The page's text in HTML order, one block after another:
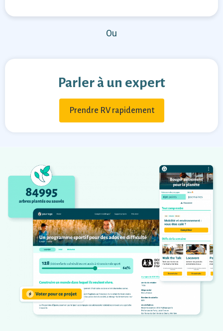
Ou
Parler à un expert
Prendre RV rapidement